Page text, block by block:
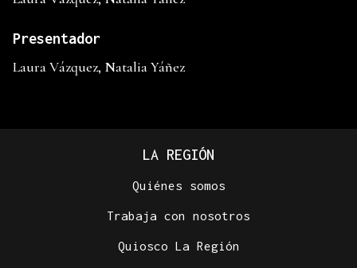
Presentador
Laura Vázquez, Natalia Yáñez
LA REGIÓN
Quiénes somos
Trabaja con nosotros
Quiosco La Región